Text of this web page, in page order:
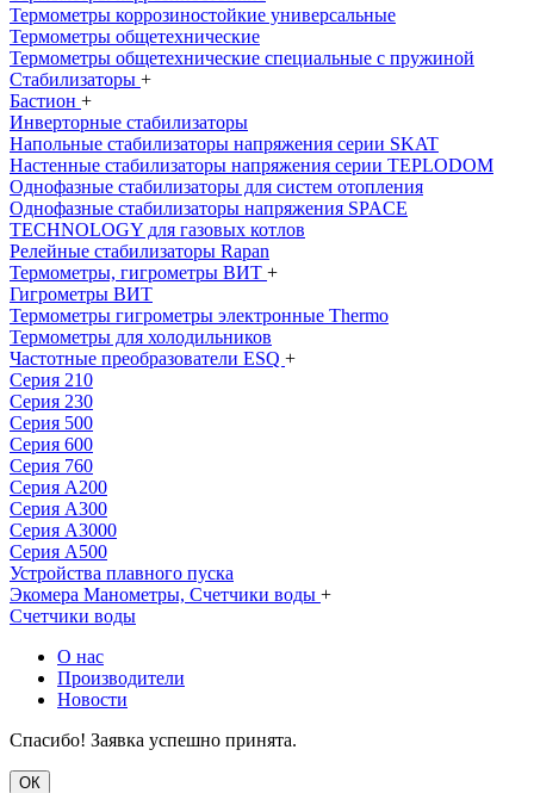
Термометры коррозиностойкие универсальные
Термометры общетехнические
Термометры общетехнические специальные с пружиной
Стабилизаторы +
Бастион +
Инверторные стабилизаторы
Напольные стабилизаторы напряжения серии SKAT
Настенные стабилизаторы напряжения серии TEPLODOM
Однофазные стабилизаторы для систем отопления
Однофазные стабилизаторы напряжения SPACE
TECHNOLOGY для газовых котлов
Релейные стабилизаторы Rapan
Термометры, гигрометры ВИТ +
Гигрометры ВИТ
Термометры гигрометры электронные Thermo
Термометры для холодильников
Частотные преобразователи ESQ +
Серия 210
Серия 230
Серия 500
Серия 600
Серия 760
Серия А200
Серия А300
Серия А3000
Серия А500
Устройства плавного пуска
Экомера Манометры, Счетчики воды +
Счетчики воды
О нас
Производители
Новости
Спасибо! Заявка успешно принята.
ОК